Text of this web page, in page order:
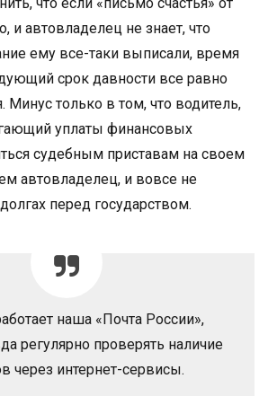
автовладелец не знает, что
ему все-таки выписали, время
срок давности все равно
Минус только в том, что водитель,
уплаты финансовых
судебным приставам на своем
автовладелец, и вовсе не
перед государством.
наша «Почта России»,
регулярно проверять наличие
через интернет-сервисы.